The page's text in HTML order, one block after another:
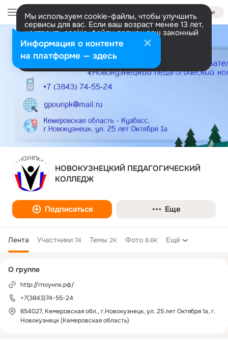
Войти
Мы используем cookie-файлы, чтобы улучшить
сервисы для вас. Если ваш возраст менее 13 лет,
настроить cookie-файлы должен ваш законный
представитель. Больше информации
Разрешить все Настроить
НОВОКУЗНЕЦКИЙ ПЕДАГОГИЧЕСКИЙ
КОЛЛЕДЖ
Подписаться Еще
Лента Участники 74 Темы 2K Фото 8.6K Ещё
колонка
О группе
http://гпоунпк.рф/
+7(3843)74-55-24
654027, Кемеровская обл., г.Новокузнецк, ул. 25 лет Октября 1а, г.
Новокузнецк (Кемеровская область)
Информация о контенте
на платформе — здесь